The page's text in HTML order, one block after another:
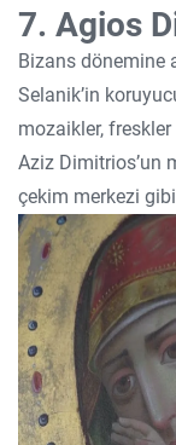
7. Agios
Bizans dönemine
Selanik’in
mozaikler, freskler
Aziz Dimitrios’un
çekim merkezi